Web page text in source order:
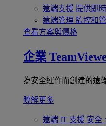
遠端支援 提供即
遠端管理 監控和
查看方案與價格
企業
為安全運作而創建的遠
瞭解更多
遠端 IT 支援 安全